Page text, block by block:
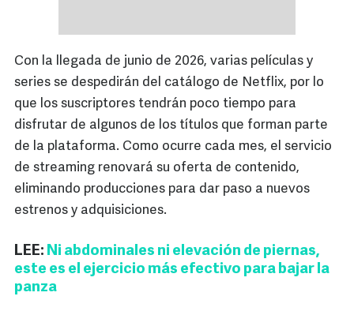
Con la llegada de junio de 2026, varias películas y
series se despedirán del catálogo de Netflix, por lo
que los suscriptores tendrán poco tiempo para
disfrutar de algunos de los títulos que forman parte
de la plataforma. Como ocurre cada mes, el servicio
de streaming renovará su oferta de contenido,
eliminando producciones para dar paso a nuevos
estrenos y adquisiciones.
LEE: Ni abdominales ni elevación de piernas,
este es el ejercicio más efectivo para bajar la
panza